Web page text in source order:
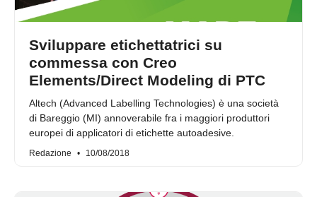
Sviluppare etichettatrici su
commessa con Creo
Elements/Direct Modeling di PTC
Altech (Advanced Labelling Technologies) è una società
di Bareggio (MI) annoverabile fra i maggiori produttori
europei di applicatori di etichette autoadesive.
Redazione 10/08/2018